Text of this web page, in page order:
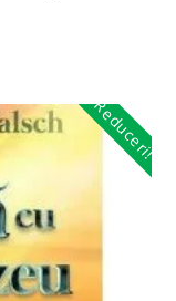
Reduceri!